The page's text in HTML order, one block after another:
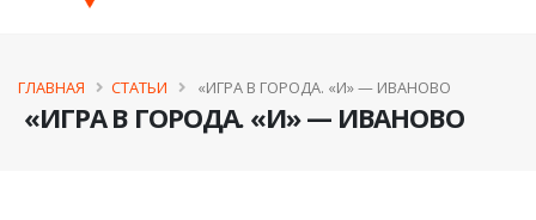
​ «ИГРА В ГОРОДА. «И» — ИВАНОВО
ГЛАВНАЯ СТАТЬИ ​ «ИГРА В ГОРОДА. «И» — ИВАНОВО